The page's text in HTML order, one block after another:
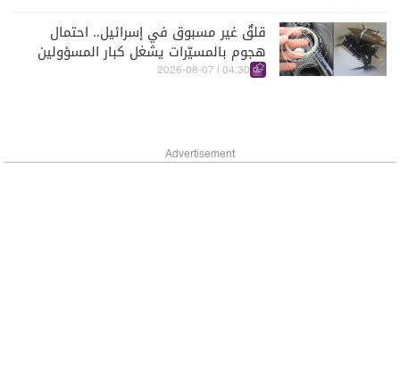
قلقٌ غير مسبوق في إسرائيل.. احتمال
هجوم بالمسيّرات يشغل كبار المسؤولين
الأمنيين
04:30 | 2026-08-07
Advertisement